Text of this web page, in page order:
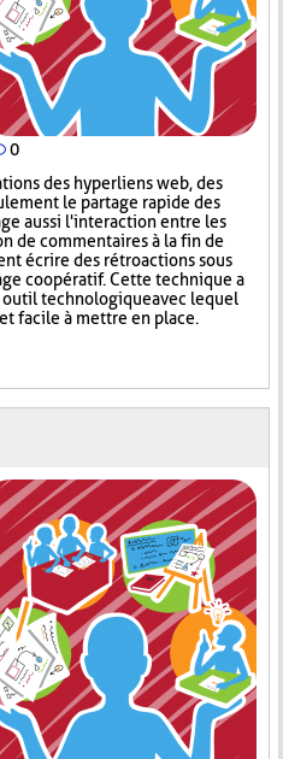
0
des hyperliens web, des
le partage rapide des
aussi l'interaction entre les
de commentaires à la fin de
écrire des rétroactions sous
coopératif. Cette technique a
technologique avec lequel
facile à mettre en place.